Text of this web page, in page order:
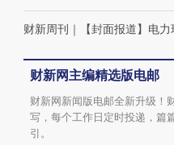
财新周刊 ｜ 【封面报道】电
财新网主编精选版电邮
财新网新闻版电邮全新升级！
写，每个工作日定时投递，篇
引。